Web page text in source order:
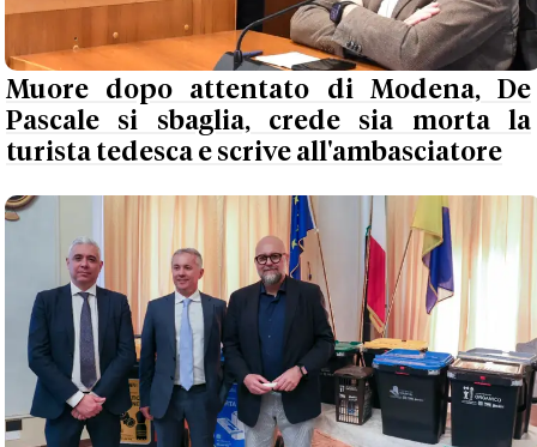
Muore dopo attentato di Modena, De
Pascale si sbaglia, crede sia morta la
turista tedesca e scrive all'ambasciatore